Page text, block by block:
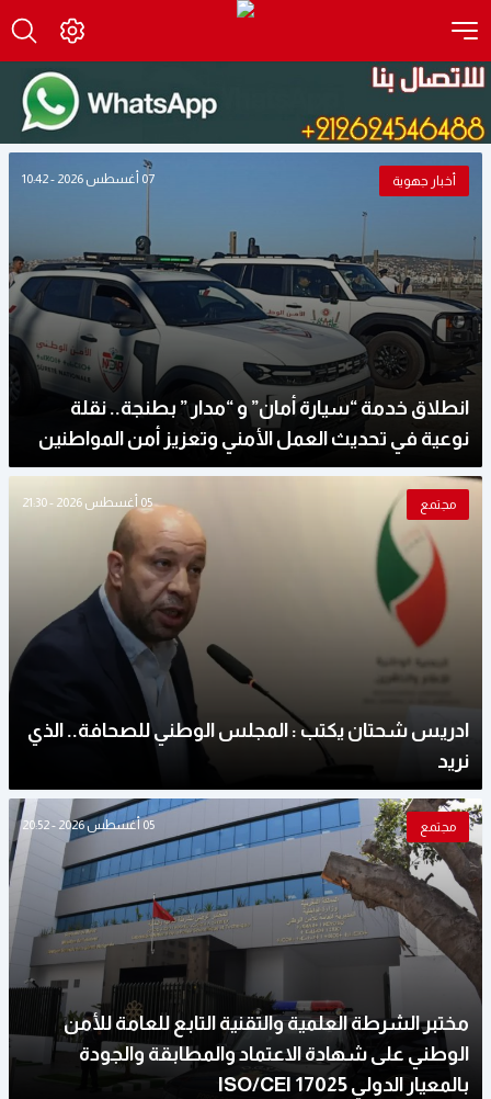
أخبار جهوية 07 أغسطس 2026 - 10:42
انطلاق خدمة “سيارة أمان” و “مدار ” بطنجة.. نقلة
نوعية في تحديث العمل الأمني وتعزيز أمن المواطنين
مجتمع 05 أغسطس 2026 - 21:30
ادريس شحتان يكتب : المجلس الوطني للصحافة.. الذي
نريد
مجتمع 05 أغسطس 2026 - 20:52
مختبر الشرطة العلمية والتقنية التابع للعامة للأمن
الوطني على شهادة الاعتماد والمطابقة والجودة
بالمعيار الدولي ISO/CEI 17025